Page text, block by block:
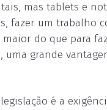
mas tablets e
fazer um trabalho
do que para
grande
é a